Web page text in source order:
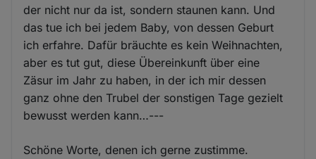
der nicht nur da ist, sondern staunen kann. Und
das tue ich bei jedem Baby, von dessen Geburt
ich erfahre. Dafür bräuchte es kein Weihnachten,
aber es tut gut, diese Übereinkunft über eine
Zäsur im Jahr zu haben, in der ich mir dessen
ganz ohne den Trubel der sonstigen Tage gezielt
bewusst werden kann…---
Schöne Worte, denen ich gerne zustimme.